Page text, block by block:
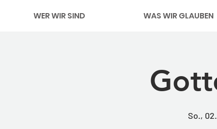
WER WIR SIND WAS WIR GLAUBEN
So.,